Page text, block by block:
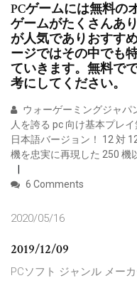
PCゲームには無料の
ゲームがたくさんあ
が人気でありおすす
ージではその中でも
ていきます。無料で
考にしてください。
ウォーゲーミングジャパ
人を誇る pc 向け基本プレ
日本語バージョン！ 12 対
機を忠実に再現した 250 機
6 Comments
2020/05/16
2019/12/09
PCソフト ジャンル メー